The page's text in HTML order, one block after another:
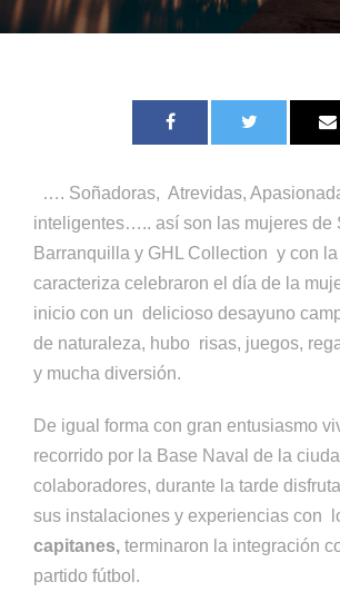
…. Soñadoras, Atrevidas,
inteligentes….. así son las mujeres de
Barranquilla y GHL Collection y con
caracteriza celebraron el día de la
inicio con un delicioso desayuno
de naturaleza, hubo risas, juegos,
y mucha diversión.
De igual forma con gran entusiasmo
recorrido por la Base Naval de la
colaboradores, durante la tarde
sus instalaciones y experiencias con
capitanes, terminaron la integración
partido fútbol.